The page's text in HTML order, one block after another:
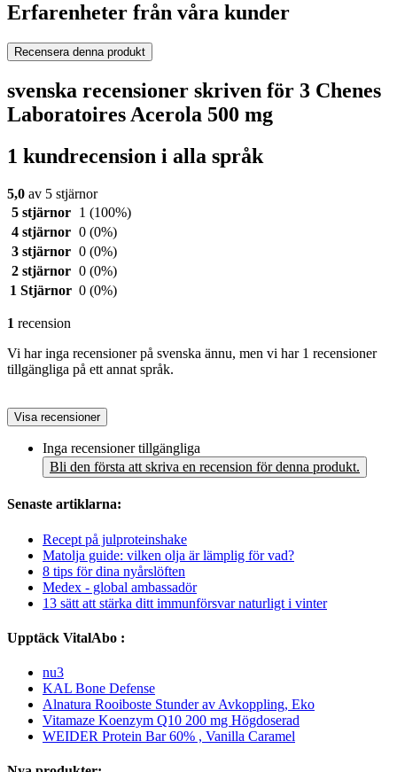
Erfarenheter från våra kunder
Recensera denna produkt
svenska recensioner skriven för 3 Chenes
Laboratoires Acerola 500 mg
1 kundrecension i alla språk
5,0 av 5 stjärnor
5 stjärnor
1 (100%)
4 stjärnor 0 (0%)
3 stjärnor 0 (0%)
2 stjärnor 0 (0%)
1 Stjärnor 0 (0%)
1 recension
Vi har inga recensioner på svenska ännu, men vi har 1 recensioner
tillgängliga på ett annat språk.
Visa recensioner
Inga recensioner tillgängliga
Bli den första att skriva en recension för denna produkt.
Senaste artiklarna:
Recept på julproteinshake
Matolja guide: vilken olja är lämplig för vad?
8 tips för dina nyårslöften
Medex - global ambassadör
13 sätt att stärka ditt immunförsvar naturligt i vinter
Upptäck VitalAbo :
nu3
KAL Bone Defense
Alnatura Rooiboste Stunder av Avkoppling, Eko
Vitamaze Koenzym Q10 200 mg Högdoserad
WEIDER Protein Bar 60% , Vanilla Caramel